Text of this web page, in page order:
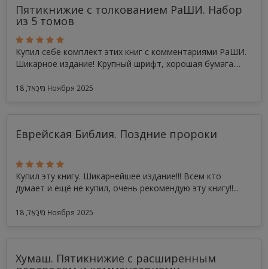
Пятикнижие с толкованием РаШИ. Набор
из 5 томов
Купил себе комплект этих книг с комментариями РаШИ.
Шикарное издание! Крупный шрифт, хорошая бумага....
מִיכָאֵל, 18 Ноября 2025
Еврейская Библия. Поздние пророки
Купил эту книгу. Шикарнейшее издание!!! Всем кто
думает и ещё не купил, очень рекомендую эту книгу!!...
מִיכָאֵל, 18 Ноября 2025
Хумаш. Пятикнижие с расширенным